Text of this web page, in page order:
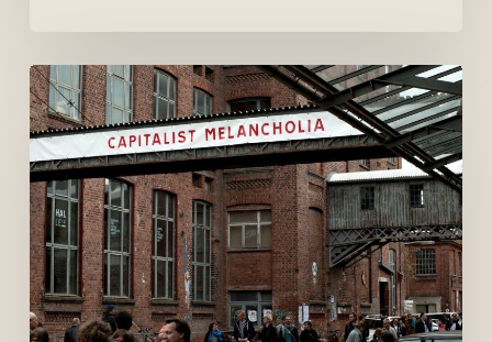
A
Government
of
Times
(2016,
Halle
14,
Leipzig)